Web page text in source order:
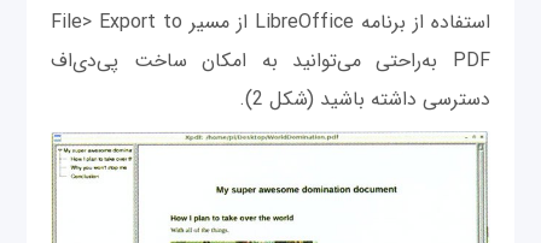
استفاده از برنامه‌ LibreOffice از مسیر File> Export to
PDF به‌راحتی می‌توانید به امکان ساخت پی‌دی‌اف
دسترسی داشته باشید (شکل 2).